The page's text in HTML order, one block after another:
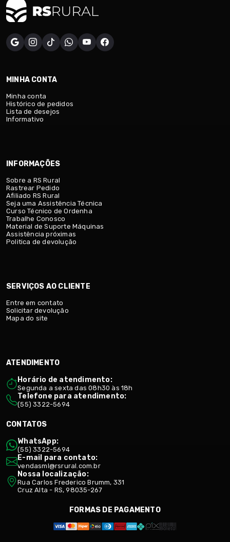
MINHA CONTA
Minha conta
Histórico de pedidos
Lista de desejos
Informativo
INFORMAÇÕES
Sobre a RS Rural
Rastrear Pedido
Afiliado RS Rural
Seja uma Assistência Técnica
Curso Técnico de Ordenha
Trabalhe Conosco
Material de Suporte Máquinas
Assistência próximas
Politica de devolução
SERVIÇOS AO CLIENTE
Entre em contato
Solicitar devolução
Mapa do site
ATENDIMENTO
Horário de atendimento:
Segunda a sexta das 08h30 às 18h
Telefone para atendimento:
(55) 3322-5694
CONTATOS
WhatsApp:
(55) 3322-5694
E-mail para contato:
vendasml@rsrural.com.br
Nossa localização:
Rua Carlos Frederico Brumm, 331
Cruz Alta - RS, 98035-267
FORMAS DE PAGAMENTO